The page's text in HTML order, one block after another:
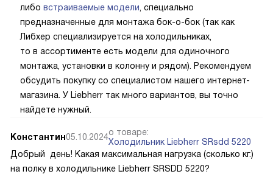
либо встраиваемые модели , специально
предназначенные для монтажа бок-о-бок (так как
Либхер специализируется на холодильниках,
то в ассортименте есть модели для одиночного
монтажа, установки в колонну и рядом). Рекомендуем
обсудить покупку со специалистом нашего интернет-
магазина. У Liebherr так много вариантов, вы точно
найдете нужный.
Константин05.10.2024о товаре:
Холодильник Liebherr SRsdd 5220
Добрый день! Какая максимальная нагрузка (сколько кг.)
на полку в холодильнике Liebherr SRSDD 5220?